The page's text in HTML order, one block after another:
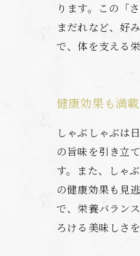
ります。この「
まだれなど、好
で、体を支える
健康効果も満
しゃぶしゃぶは
の旨味を引き立
す。また、しゃ
の健康効果も見
で、栄養バラン
ろける美味しさ